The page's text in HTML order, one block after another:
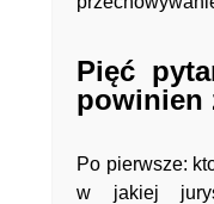
Pięć
powinien
Po pierwsze:
w jakiej